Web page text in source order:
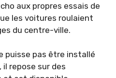
aux propres essais de
les voitures roulaient
du centre-ville.
puisse pas être installé
repose sur des